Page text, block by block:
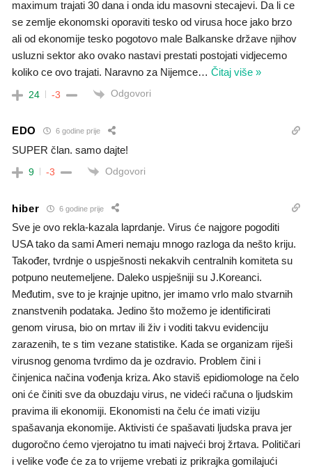
maximum trajati 30 dana i onda idu masovni stecajevi. Da li ce
se zemlje ekonomski oporaviti tesko od virusa hoce jako brzo
ali od ekonomije tesko pogotovo male Balkanske države njihov
usluzni sektor ako ovako nastavi prestati postojati vidjecemo
koliko ce ovo trajati. Naravno za Nijemce… Čitaj više »
24 -3 Odgovori
EDO 6 godine prije
SUPER član. samo dajte!
9 -3 Odgovori
hiber 6 godine prije
Sve je ovo rekla-kazala laprdanje. Virus će najgore pogoditi
USA tako da sami Ameri nemaju mnogo razloga da nešto kriju.
Također, tvrdnje o uspješnosti nekakvih centralnih komiteta su
potpuno neutemeljene. Daleko uspješniji su J.Koreanci.
Međutim, sve to je krajnje upitno, jer imamo vrlo malo stvarnih
znanstvenih podataka. Jedino što možemo je identificirati
genom virusa, bio on mrtav ili živ i voditi takvu evidenciju
zarazenih, te s tim vezane statistike. Kada se organizam riješi
virusnog genoma tvrdimo da je ozdravio. Problem čini i
činjenica načina vođenja kriza. Ako staviš epidiomologe na čelo
oni će činiti sve da obuzdaju virus, ne videći računa o ljudskim
pravima ili ekonomiji. Ekonomisti na čelu će imati viziju
spašavanja ekonomije. Aktivisti će spašavati ljudska prava jer
dugoročno ćemo vjerojatno tu imati najveći broj žrtava. Političari
i velike vođe će za to vrijeme vrebati iz prikrajka gomilajući